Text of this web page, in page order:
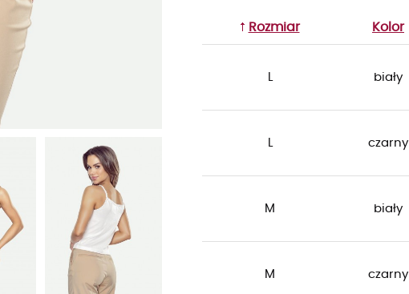
Rozmiar Kolor
L biały
L czarny
M biały
M czarny